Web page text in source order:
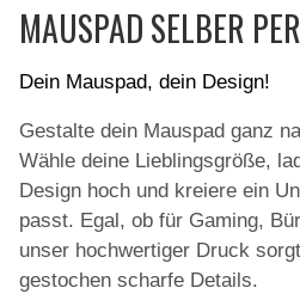
MAUSPAD SELBER
Dein Mauspad, dein Design!
Gestalte dein Mauspad ganz
Wähle deine Lieblingsgröße,
Design hoch und kreiere ein
passt. Egal, ob für Gaming,
unser hochwertiger Druck
gestochen scharfe Details.